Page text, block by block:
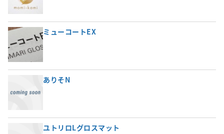
ミューコートEX
ありそN
ユトリロLグロスマット